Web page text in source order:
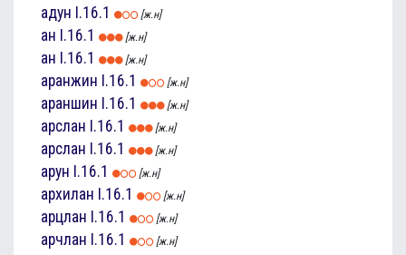
адун I.16.1 [ж.н]
ан I.16.1 [ж.н]
ан I.16.1 [ж.н]
аранжин I.16.1 [ж.н]
араншин I.16.1 [ж.н]
арслан I.16.1 [ж.н]
арслан I.16.1 [ж.н]
арун I.16.1 [ж.н]
архилан I.16.1 [ж.н]
арцлан I.16.1 [ж.н]
арчлан I.16.1 [ж.н]